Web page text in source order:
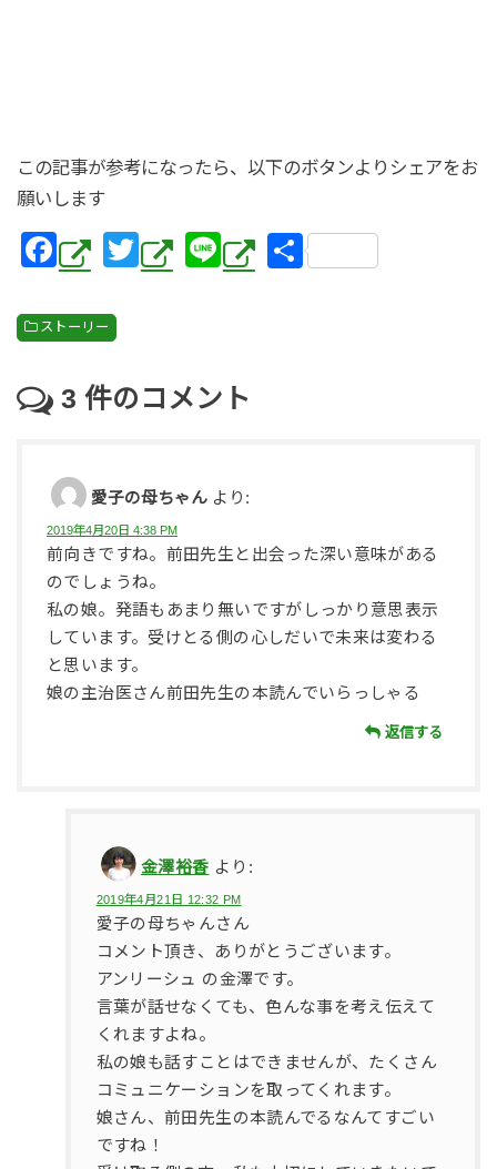
この記事が参考になったら、以下のボタンよりシェアをお
願いします
F
a
c
b
k
T
wi
Li
n
共
ストーリー
3 件のコメント
愛子の母ちゃん より:
2019年4月20日 4:38 PM
前向きですね。前田先生と出会った深い意味がある
のでしょうね。
私の娘。発語もあまり無いですがしっかり意思表示
しています。受けとる側の心しだいで未来は変わる
と思います。
娘の主治医さん前田先生の本読んでいらっしゃる
返信する
金澤裕香 より:
2019年4月21日 12:32 PM
愛子の母ちゃんさん
コメント頂き、ありがとうございます。
アンリーシュ の金澤です。
言葉が話せなくても、色んな事を考え伝えて
くれますよね。
私の娘も話すことはできませんが、たくさん
コミュニケーションを取ってくれます。
娘さん、前田先生の本読んでるなんてすごい
ですね！